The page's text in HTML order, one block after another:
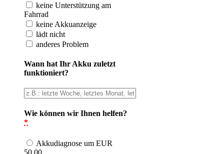
keine Unterstützung am
Fahrrad
keine Akkuanzeige
lädt nicht
anderes Problem
Wann hat Ihr Akku zuletzt
funktioniert?
Wie können wir Ihnen helfen?
*
Akkudiagnose um EUR
50,00